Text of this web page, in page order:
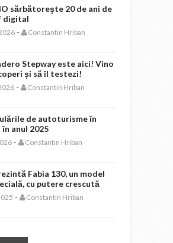
sărbătorește 20 de ani de
digital
- Constantin Hriban
Stepway este aici! Vino
și să îl testezi!
- Constantin Hriban
de autoturisme în
în anul 2025
- Constantin Hriban
Fabia 130, un model
cu putere crescută
- Constantin Hriban